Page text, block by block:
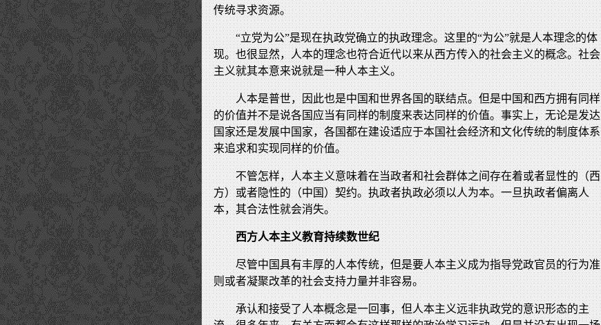
传统寻求资源。
“立党为公”是现在执政党确立的执政理念。这里的“为公”就是人本理念的体
现。也很显然，人本的理念也符合近代以来从西方传入的社会主义的概念。社会
主义就其本意来说就是一种人本主义。
人本是普世，因此也是中国和世界各国的联结点。但是中国和西方拥有同样
的价值并不是说各国应当有同样的制度来表达同样的价值。事实上，无论是发达
国家还是发展中国家，各国都在建设适应于本国社会经济和文化传统的制度体系
来追求和实现同样的价值。
不管怎样，人本主义意味着在当政者和社会群体之间存在着或者显性的（西
方）或者隐性的（中国）契约。执政者执政必须以人为本。一旦执政者偏离人
本，其合法性就会消失。
西方人本主义教育持续数世纪
尽管中国具有丰厚的人本传统，但是要人本主义成为指导党政官员的行为准
则或者凝聚改革的社会支持力量并非容易。
承认和接受了人本概念是一回事，但人本主义远非执政党的意识形态的主